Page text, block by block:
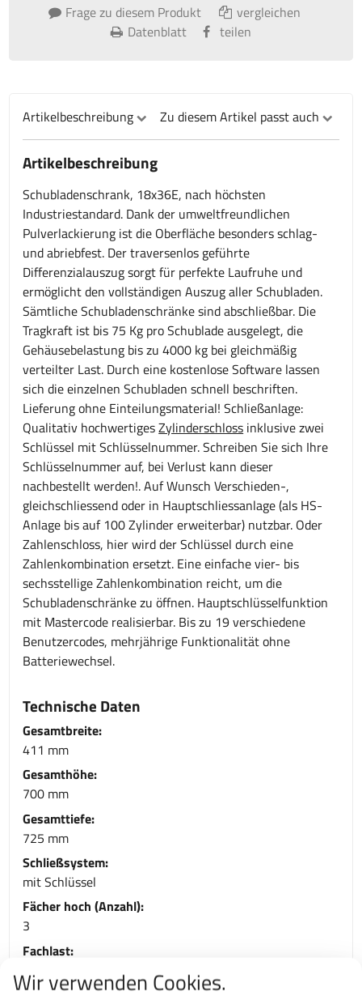
Frage zu diesem Produkt
vergleichen
Datenblatt
teilen
Artikelbeschreibung Zu diesem Artikel passt auch
Artikelbeschreibung
Schubladenschrank, 18x36E, nach höchsten
Industriestandard. Dank der umweltfreundlichen
Pulverlackierung ist die Oberfläche besonders schlag-
und abriebfest. Der traversenlos geführte
Differenzialauszug sorgt für perfekte Laufruhe und
ermöglicht den vollständigen Auszug aller Schubladen.
Sämtliche Schubladenschränke sind abschließbar. Die
Tragkraft ist bis 75 Kg pro Schublade ausgelegt, die
Gehäusebelastung bis zu 4000 kg bei gleichmäßig
verteilter Last. Durch eine kostenlose Software lassen
sich die einzelnen Schubladen schnell beschriften.
Lieferung ohne Einteilungsmaterial! Schließanlage:
Qualitativ hochwertigesZylinderschloss inklusive zwei
Schlüssel mit Schlüsselnummer. Schreiben Sie sich Ihre
Schlüsselnummer auf, bei Verlust kann dieser
nachbestellt werden!. Auf Wunsch Verschieden-,
gleichschliessend oder in Hauptschliessanlage (als HS-
Anlage bis auf 100 Zylinder erweiterbar) nutzbar. Oder
Zahlenschloss, hier wird der Schlüssel durch eine
Zahlenkombination ersetzt. Eine einfache vier- bis
sechsstellige Zahlenkombination reicht, um die
Schubladenschränke zu öffnen. Hauptschlüsselfunktion
mit Mastercode realisierbar. Bis zu 19 verschiedene
Benutzercodes, mehrjährige Funktionalität ohne
Batteriewechsel.
Technische Daten
Gesamtbreite:
411 mm
Gesamthöhe:
700 mm
Gesamttiefe:
725 mm
Schließsystem:
mit Schlüssel
Fächer hoch (Anzahl):
3
Fachlast:
Farbe/Korpusfarbe:
Wir verwenden Cookies.